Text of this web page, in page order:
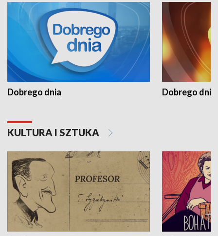
Dobrego dnia Dobrego dnia
KULTURA I SZTUKA